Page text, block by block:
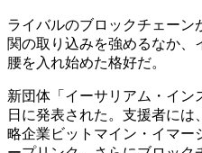
ライバルのブロックチェー
関の取り込みを強めるなか
腰を入れ始めた格好だ。
新団体「イーサリアム・イン
日に発表された。支援者に
略企業ビットマイン・イマー